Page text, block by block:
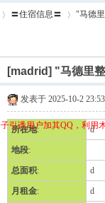
〓住宿信息〓
›
"马德里
[madrid] "马德里
发表于 2025-10-2
所在地: d
地段:
总面积: d
月租金: d
诱用户加其QQ，利用木马